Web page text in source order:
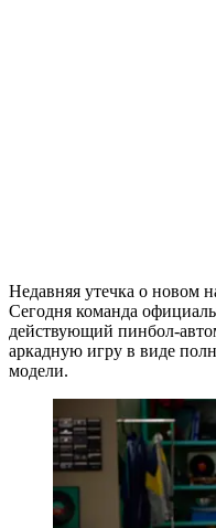
Недавняя утечка о новом
Сегодня команда
действующий пинбол-
аркадную игру в виде
модели.